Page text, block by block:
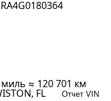
≈ 120 701 км
FL Отчет VIN